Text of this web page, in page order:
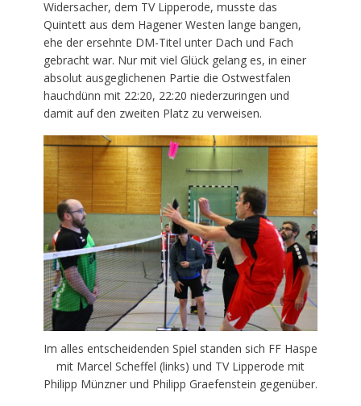
Widersacher, dem TV Lipperode, musste das
Quintett aus dem Hagener Westen lange bangen,
ehe der ersehnte DM-Titel unter Dach und Fach
gebracht war. Nur mit viel Glück gelang es, in einer
absolut ausgeglichenen Partie die Ostwestfalen
hauchdünn mit 22:20, 22:20 niederzuringen und
damit auf den zweiten Platz zu verweisen.
Im alles entscheidenden Spiel standen sich FF Haspe
mit Marcel Scheffel (links) und TV Lipperode mit
Philipp Münzner und Philipp Graefenstein gegenüber.